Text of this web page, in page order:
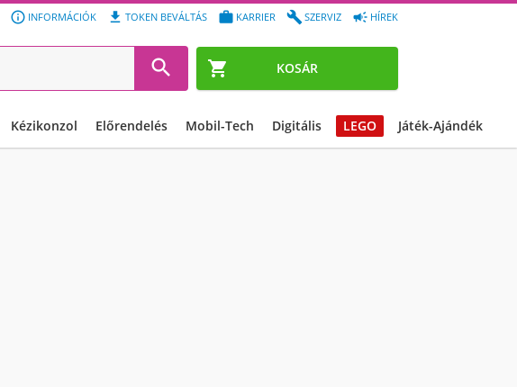
 KOSÁR
 HÍREK
 SZERVIZ
 KARRIER
 TOKEN BEVÁLTÁS
 INFORMÁCIÓK

Kézikonzol Előrendelés Mobil-Tech Digitális LEGO Játék-Ajándék